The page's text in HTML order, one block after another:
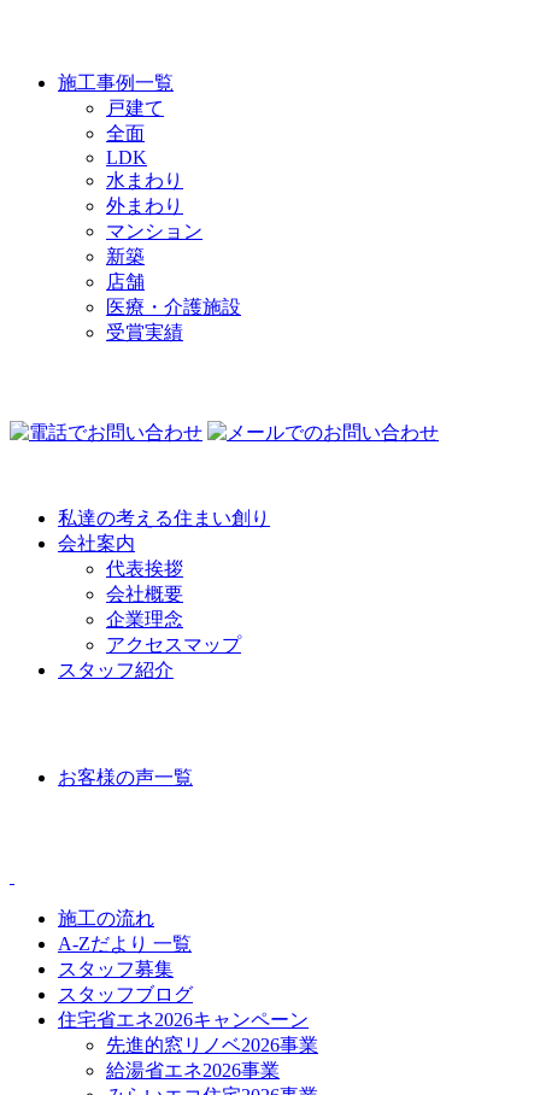
施工事例一覧
戸建て
全面
LDK
水まわり
外まわり
マンション
新築
店舗
医療・介護施設
受賞実績
私達の考える住まい創り
会社案内
代表挨拶
会社概要
企業理念
アクセスマップ
スタッフ紹介
お客様の声一覧
施工の流れ
A-Zだより 一覧
スタッフ募集
スタッフブログ
住宅省エネ2026キャンペーン
先進的窓リノベ2026事業
給湯省エネ2026事業